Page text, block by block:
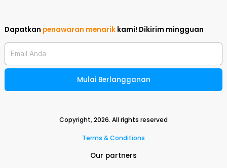
Dapatkan penawaran menarik kami! Dikirim mingguan
Email Anda
Mulai Berlangganan
Copyright,2026. All rights reserved
Terms & Conditions
Our partners